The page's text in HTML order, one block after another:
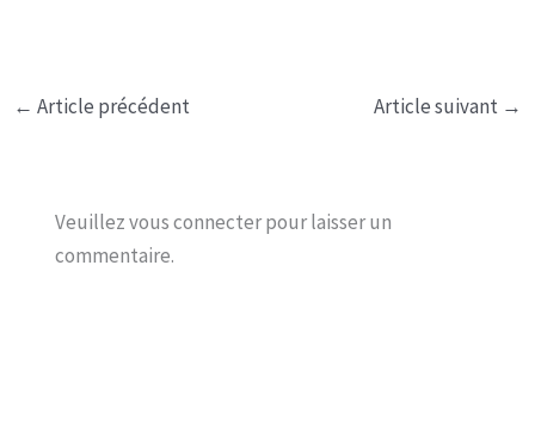
← Article précédent Article suivant →
Veuillez vous connecter pour laisser un
commentaire.